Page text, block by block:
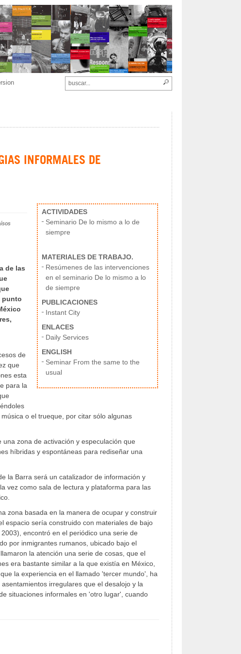
INFORMALES DE
ACTIVIDADES
Seminario De lo mismo a lo de
siempre
MATERIALES DE TRABAJO.
Resúmenes de las intervenciones
en el seminario De lo mismo a lo
de siempre
PUBLICACIONES
Instant City
ENLACES
Daily Services
ENGLISH
Seminar From the same to the
usual
de las
punto
de
que
esta
para la
o el trueque, por citar sólo algunas
zona de activación y especulación que
híbridas y espontáneas para rediseñar una
la Barra será un catalizador de información y
vez como sala de lectura y plataforma para las
zona basada en la manera de ocupar y construir
espacio sería construido con materiales de bajo
encontró en el periódico una serie de
por inmigrantes rumanos, ubicado bajo el
la atención una serie de cosas, que el
era bastante similar a la que existía en México,
la experiencia en el llamado 'tercer mundo', ha
irregulares que el desalojo y la
situaciones informales en 'otro lugar', cuando